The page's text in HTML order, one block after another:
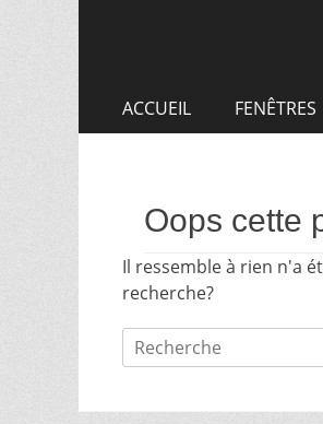
ACCUEIL
FENÊTRES
Oops cette
Il ressemble à rien n'a
recherche?
Recherche
pour: